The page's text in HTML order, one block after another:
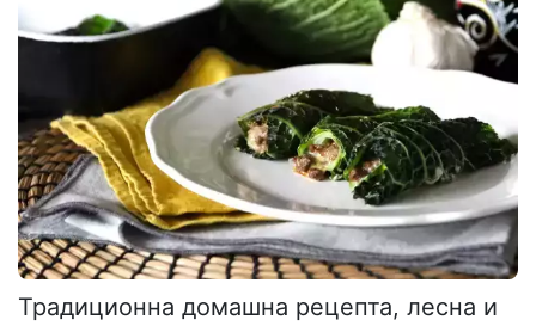
Традиционна домашна рецепта, лесна и